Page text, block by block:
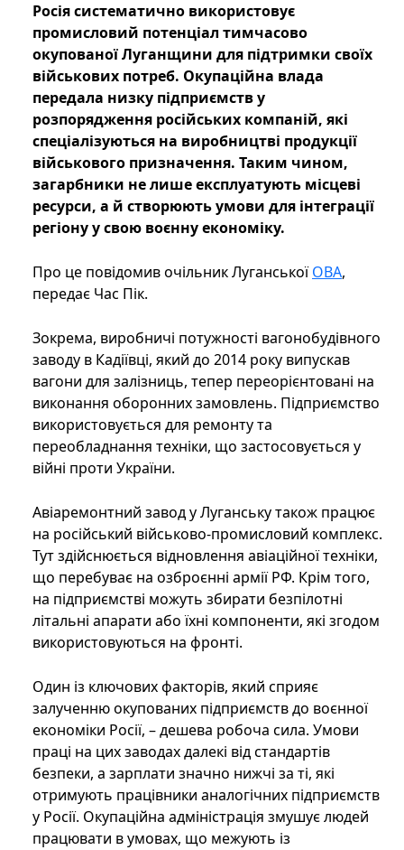
Росія систематично використовує
промисловий потенціал тимчасово
окупованої Луганщини для підтримки своїх
військових потреб. Окупаційна влада
передала низку підприємств у
розпорядження російських компаній, які
спеціалізуються на виробництві продукції
військового призначення. Таким чином,
загарбники не лише експлуатують місцеві
ресурси, а й створюють умови для інтеграції
регіону у свою воєнну економіку.
Про це повідомив очільник ЛуганськоїОВА,
передає Час Пік.
Зокрема, виробничі потужності вагонобудівного
заводу в Кадіївці, який до 2014 року випускав
вагони для залізниць, тепер переорієнтовані на
виконання оборонних замовлень. Підприємство
використовується для ремонту та
переобладнання техніки, що застосовується у
війні проти України.
Авіаремонтний завод у Луганську також працює
на російський військово-промисловий комплекс.
Тут здійснюється відновлення авіаційної техніки,
що перебуває на озброєнні армії РФ. Крім того,
на підприємстві можуть збирати безпілотні
літальні апарати або їхні компоненти, які згодом
використовуються на фронті.
Один із ключових факторів, який сприяє
залученню окупованих підприємств до воєнної
економіки Росії, – дешева робоча сила. Умови
праці на цих заводах далекі від стандартів
безпеки, а зарплати значно нижчі за ті, які
отримують працівники аналогічних підприємств
у Росії. Окупаційна адміністрація змушує людей
працювати в умовах, що межують із